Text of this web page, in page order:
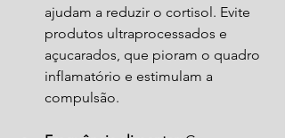
ajudam a reduzir o cortisol. Evite
produtos ultraprocessados e
açucarados, que pioram o quadro
inflamatório e estimulam a
compulsão.